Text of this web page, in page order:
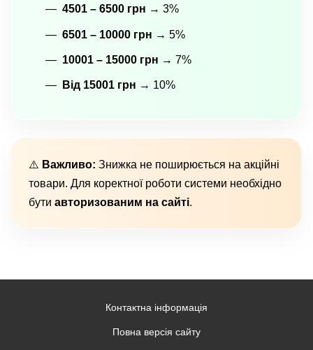
4501 – 6500 грн → 3%
6501 – 10000 грн → 5%
10001 – 15000 грн → 7%
Від 15001 грн → 10%
⚠️ Важливо: Знижка не поширюється на акційні
товари. Для коректної роботи системи необхідно
бути авторизованим на сайті.
Контактна інформація
Повна версія сайту